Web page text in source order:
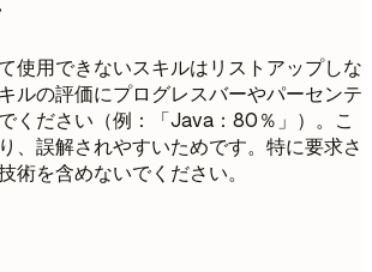
使用できないスキルはリストアップしな
ルの評価にプログレスバーやパーセンテ
ください（例：「Java：80％」）。こ
、誤解されやすいためです。特に要求さ
術を含めないでください。